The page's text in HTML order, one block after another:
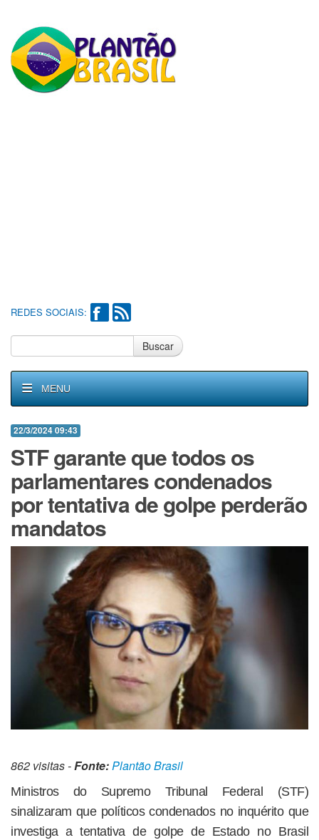
REDES SOCIAIS:
Buscar
MENU
22/3/2024 09:43
STF garante que todos os
parlamentares condenados
por tentativa de golpe perderão
mandatos
862 visitas -Fonte:Plantão Brasil
Ministros do Supremo Tribunal Federal (STF)
sinalizaram que políticos condenados no inquérito que
investiga a tentativa de golpe de Estado no Brasil